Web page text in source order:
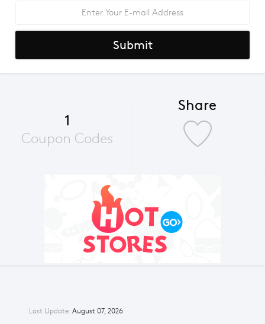
Last Update: August 07, 2026
Submit
1
Coupon Codes
Share